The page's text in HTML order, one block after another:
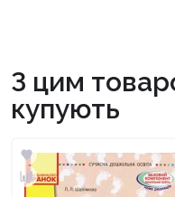
З цим
купують